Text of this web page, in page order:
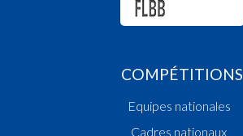
COMPÉTITIONS
Equipes nationales
Cadres nationaux